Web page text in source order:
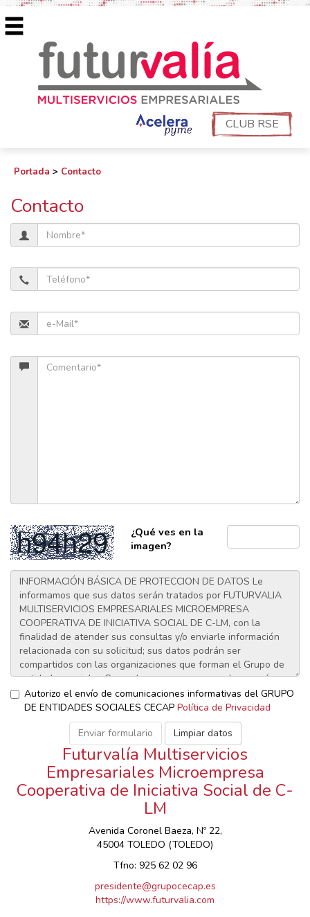
CLUB RSE
Portada > Contacto
Contacto
¿Qué ves en la
imagen?
Autorizo el envío de comunicaciones informativas del GRUPO
DE ENTIDADES SOCIALES CECAP Política de Privacidad
Futurvalía Multiservicios
Empresariales Microempresa
Cooperativa de Iniciativa Social de C-
LM
Avenida Coronel Baeza, Nº 22,
45004 TOLEDO (TOLEDO)
Tfno: 925 62 02 96
presidente@grupocecap.es
https://www.futurvalia.com